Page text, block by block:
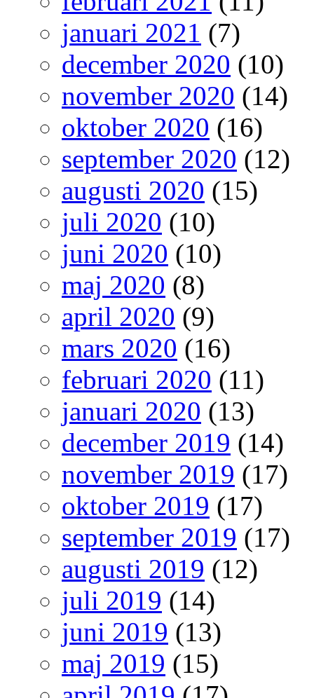
januari 2021 (7)
december 2020 (10)
november 2020 (14)
oktober 2020 (16)
september 2020 (12)
augusti 2020 (15)
juli 2020 (10)
juni 2020 (10)
maj 2020 (8)
april 2020 (9)
mars 2020 (16)
februari 2020 (11)
januari 2020 (13)
december 2019 (14)
november 2019 (17)
oktober 2019 (17)
september 2019 (17)
augusti 2019 (12)
juli 2019 (14)
juni 2019 (13)
maj 2019 (15)